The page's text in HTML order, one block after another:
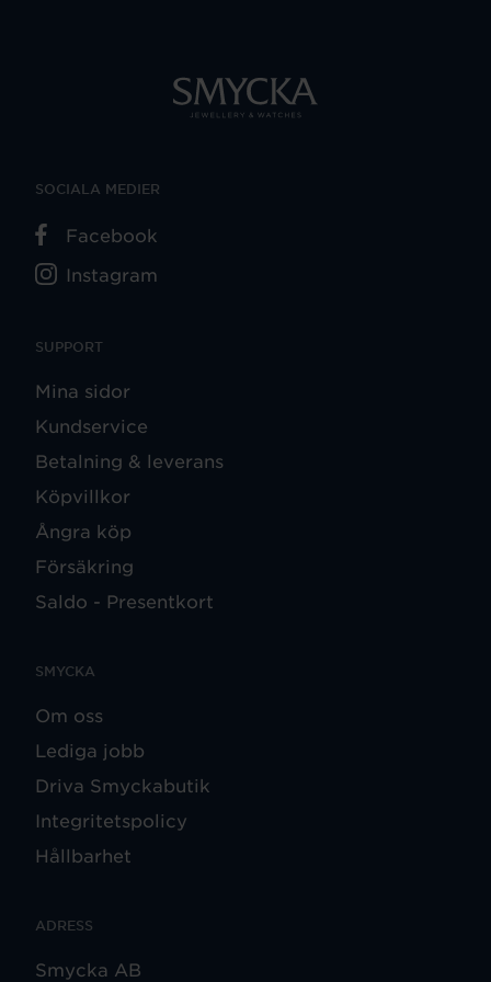
SUPPORT
Mina sidor
Kundservice
Betalning & leverans
Köpvillkor
Ångra köp
Försäkring
Saldo - Presentkort
SMYCKA
Om oss
Lediga jobb
Driva Smyckabutik
Integritetspolicy
Hållbarhet
ADRESS
Smycka AB
SOCIALA MEDIER
Facebook
Instagram